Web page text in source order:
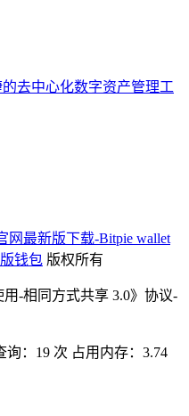
去中心化数字资产管理工
网最新版下载-Bitpie wallet
钱包 版权所有
-相同方式共享 3.0》协议-
询：19 次 占用内存：3.74